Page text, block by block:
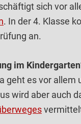
sich vor
. In der 4. Klasse
an.
im
geht es vor allem
wird aber auch